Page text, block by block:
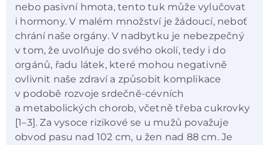
nebo pasivní hmota, tento tuk může vylučovat
i hormony. V malém množství je žádoucí, neboť
chrání naše orgány. V nadbytku je nebezpečný
v tom, že uvolňuje do svého okolí, tedy i do
orgánů, řadu látek, které mohou negativně
ovlivnit naše zdraví a způsobit komplikace
v podobě rozvoje srdečně-cévních
a metabolických chorob, včetně třeba cukrovky
[1–3]. Za vysoce rizikové se u mužů považuje
obvod pasu nad 102 cm, u žen nad 88 cm. Je